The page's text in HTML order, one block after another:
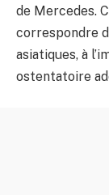
de Mercedes.
correspondre
asiatiques, à
ostentatoire